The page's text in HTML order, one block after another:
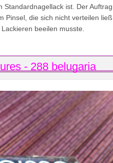
ist. Der
Pinsel, die sich nicht verteilen
beeilen musste.
- 288 belugaria